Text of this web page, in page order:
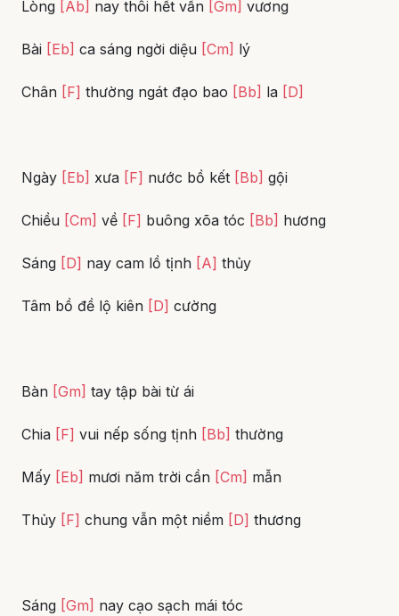
Lòng [Ab] nay thôi hết vấn [Gm] vương
Bài [Eb] ca sáng ngời diệu [Cm] lý
Chân [F] thường ngát đạo bao [Bb] la [D]
Ngày [Eb] xưa [F] nước bồ kết [Bb] gội
Chiều [Cm] về [F] buông xõa tóc [Bb] hương
Sáng [D] nay cam lồ tịnh [A] thủy
Tâm bồ đề lộ kiên [D] cường
Bàn [Gm] tay tập bài từ ái
Chia [F] vui nếp sống tịnh [Bb] thường
Mấy [Eb] mươi năm trời cần [Cm] mẫn
Thủy [F] chung vẫn một niềm [D] thương
Sáng [Gm] nay cạo sạch mái tóc